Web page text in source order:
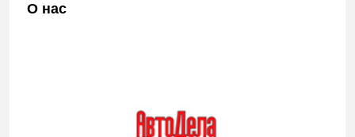
О нас